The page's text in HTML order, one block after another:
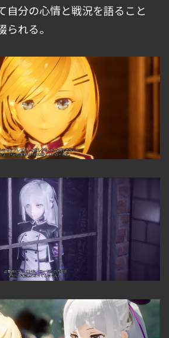
自分の心情と戦況を語ること
れる。